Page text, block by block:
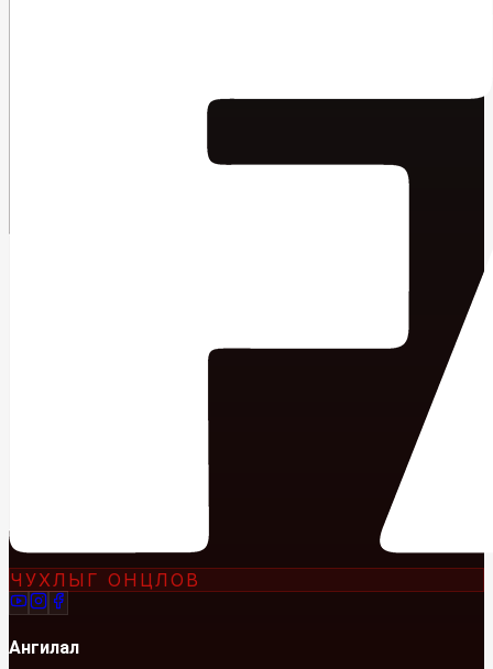
ЧУХЛЫГ ОНЦЛОВ
Ангилал